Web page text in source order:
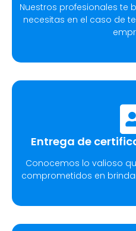
Nuestros profesionales te
necesitas en el caso de
Entrega de
Conocemos lo valioso
comprometidos en